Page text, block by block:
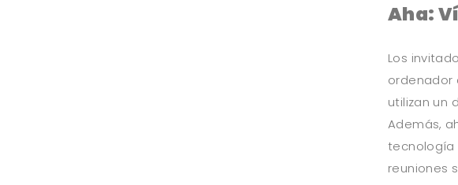
Aha:
Los
ordenador
utilizan un
Además,
tecnología
reuniones